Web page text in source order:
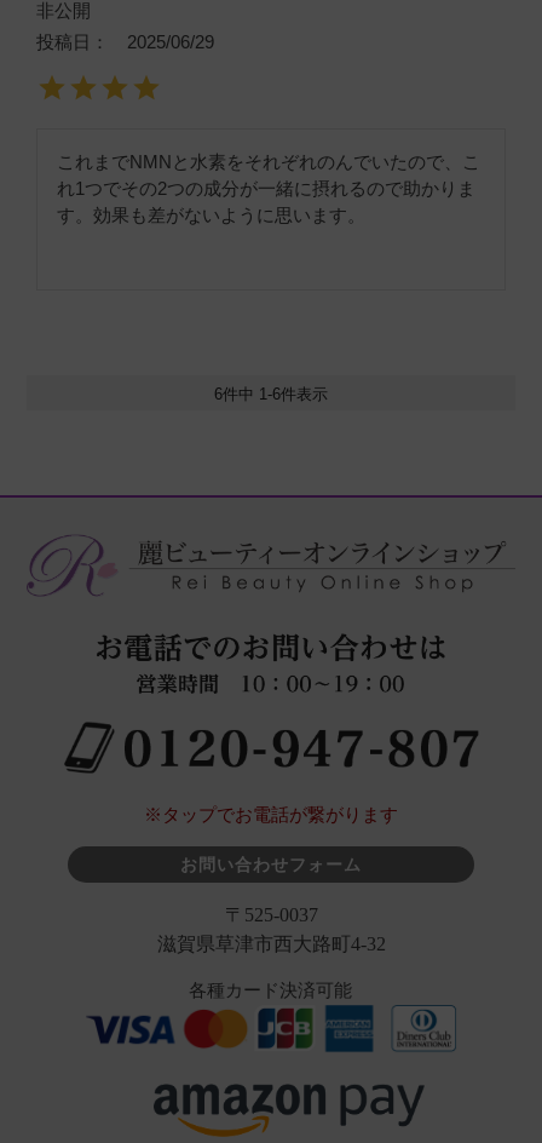
非公開
投稿日
2025/06/29
これまでNMNと水素をそれぞれのんでいたので、こ
れ1つでその2つの成分が一緒に摂れるので助かりま
す。効果も差がないように思います。
6件中 1-6件表示
※タップでお電話が繋がります
お問い合わせフォーム
〒525-0037
滋賀県草津市西大路町4-32
各種カード決済可能